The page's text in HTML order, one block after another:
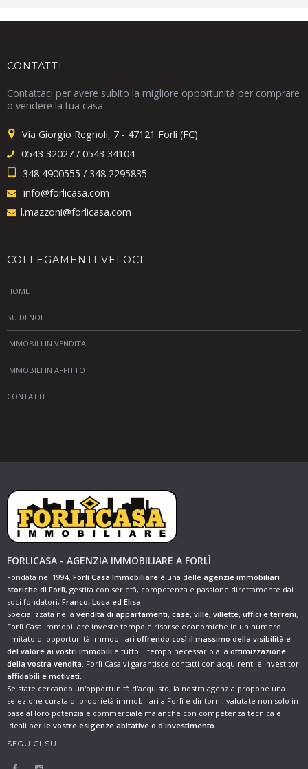
CONTATTI
Contattaci per avere subito la migliore opportunità per comprare
o vendere la tua casa.
Via Giorgio Regnoli, 7 - 47121 Forlì (FC)
0543 32027 / 0543 34104
348 4900555 / 348 2295835
info@forlicasa.com
l.mazzoni@forlicasa.com
COLLEGAMENTI VELOCI
HOME
SU DI NOI
IMMOBILI IN VENDITA
IMMOBILI IN AFFITTO
CONTATTI
FORLICASA - AGENZIA IMMOBILIARE A FORLÌ
Fondata nel 1994, Forlì Casa Immobiliare è una delle agenzie immobiliari
storiche di Forlì, gestita con serietà, competenza e passione direttamente dai
soci fondatori, Franco, Luca ed Elisa.
Specializzata nella vendita di appartamenti, case, ville, villette, uffici e terreni,
Forlì Casa Immobiliare investe tempo e risorse economiche in un numero
limitato di opportunità immobiliari offrendo così il massimo della visibilità e
del valore ai vostri immobili e tutto il tempo necessario alla ottimizzazione
della vostra vendita. Forlì Casa vi garantisce contatti con acquirenti e investitori
affidabili e motivati.
Se state cercando un'opportunità d'acquisto, la nostra agenzia propone una
selezione curata di proprietà immobiliari a Forlì e dintorni, valutate non solo in
base al loro potenziale commerciale ma anche con competenza tecnica e
ideali per le vostre esigenze abitative o d'investimento.
SEGUICI SU